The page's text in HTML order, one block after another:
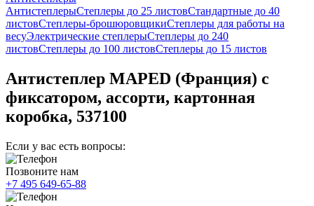
АнтистеплерыСтеплеры до 25 листовСтандартные до 40
листовСтеплеры-брошюровщикиСтеплеры для работы на
весуЭлектрические степлерыСтеплеры до 240
листовСтеплеры до 100 листовСтеплеры до 15 листов
Антистеплер MAPED (Франция) с
фиксатором, ассорти, картонная
коробка, 537100
Если у вас есть вопросы:
Позвоните нам
+7 495 649-65-88